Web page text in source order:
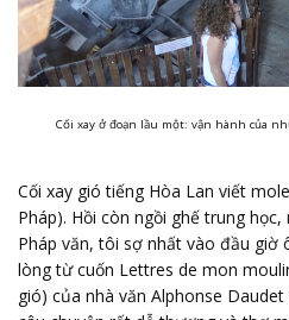
Cối xay ở đoạn lầu một: vận hành của
Cối xay gió tiếng Hòa Lan viết
Pháp). Hồi còn ngồi ghế trung
Pháp văn, tôi sợ nhất vào đầu giờ
lòng từ cuốn Lettres de mon
gió) của nhà văn Alphonse